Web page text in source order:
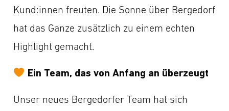
Kund:innen freuten. Die Sonne über Bergedorf
hat das Ganze zusätzlich zu einem echten
Highlight gemacht.
Ein Team, das von Anfang an überzeugt
Unser neues Bergedorfer Team hat sich